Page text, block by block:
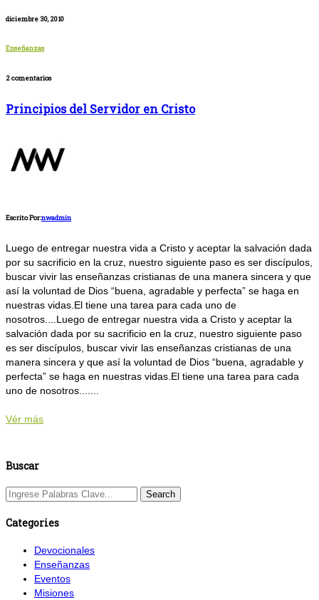
diciembre 30, 2010
Enseñanzas
2 comentarios
Principios del Servidor en Cristo
Escrito Por:nwadmin
Luego de entregar nuestra vida a Cristo y aceptar la salvación dada
por su sacrificio en la cruz, nuestro siguiente paso es ser discípulos,
buscar vivir las enseñanzas cristianas de una manera sincera y que
así la voluntad de Dios “buena, agradable y perfecta” se haga en
nuestras vidas.El tiene una tarea para cada uno de
nosotros.... Luego de entregar nuestra vida a Cristo y aceptar la
salvación dada por su sacrificio en la cruz, nuestro siguiente paso
es ser discípulos, buscar vivir las enseñanzas cristianas de una
manera sincera y que así la voluntad de Dios “buena, agradable y
perfecta” se haga en nuestras vidas.El tiene una tarea para cada
uno de nosotros....
Vér más
Buscar
Categories
Devocionales
Enseñanzas
Eventos
Misiones